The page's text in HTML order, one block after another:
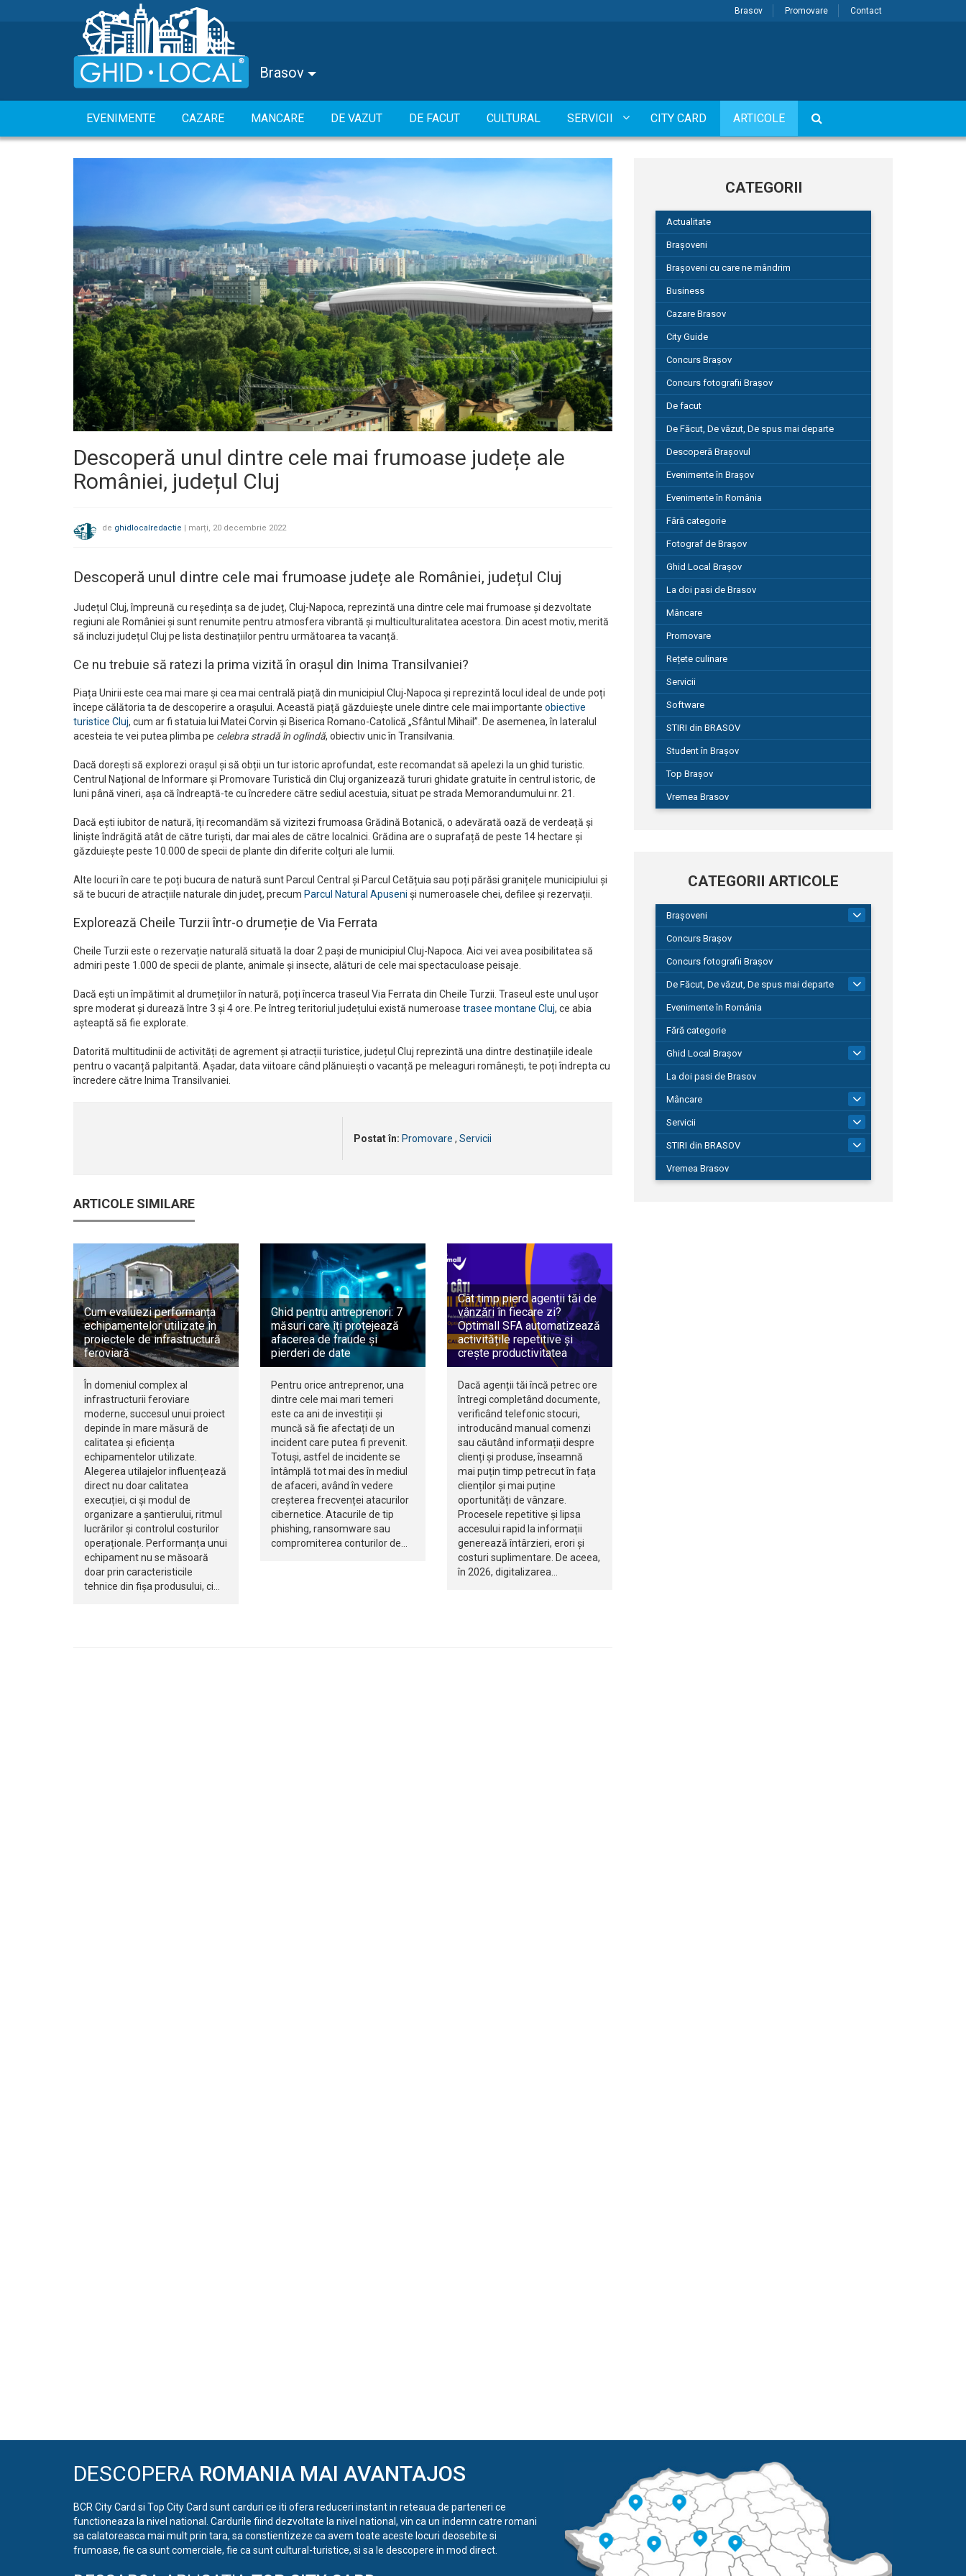
Brasov Promovare Contact
Brasov
EVENIMENTE CAZARE MANCARE DE VAZUT DE FACUT CULTURAL SERVICII CITY CARD ARTICOLE
Descoperă unul dintre cele mai frumoase județe ale
României, județul Cluj
de ghidlocalredactie | marți, 20 decembrie 2022
Descoperă unul dintre cele mai frumoase județe ale României, județul Cluj
Județul Cluj, împreună cu reședința sa de județ, Cluj-Napoca, reprezintă una dintre cele mai frumoase și dezvoltate
regiuni ale României și sunt renumite pentru atmosfera vibrantă și multiculturalitatea acestora. Din acest motiv, merită
să incluzi județul Cluj pe lista destinațiilor pentru următoarea ta vacanță.
Ce nu trebuie să ratezi la prima vizită în orașul din Inima Transilvaniei?
Piața Unirii este cea mai mare și cea mai centrală piață din municipiul Cluj-Napoca și reprezintă locul ideal de unde poți
începe călătoria ta de descoperire a orașului. Această piață găzduiește unele dintre cele mai importante obiective
turistice Cluj, cum ar fi statuia lui Matei Corvin și Biserica Romano-Catolică „Sfântul Mihail”. De asemenea, în lateralul
acesteia te vei putea plimba pe celebra stradă în oglindă, obiectiv unic în Transilvania.
Dacă dorești să explorezi orașul și să obții un tur istoric aprofundat, este recomandat să apelezi la un ghid turistic.
Centrul Național de Informare și Promovare Turistică din Cluj organizează tururi ghidate gratuite în centrul istoric, de
luni până vineri, așa că îndreaptă-te cu încredere către sediul acestuia, situat pe strada Memorandumului nr. 21.
Dacă ești iubitor de natură, îți recomandăm să vizitezi frumoasa Grădină Botanică, o adevărată oază de verdeață și
liniște îndrăgită atât de către turiști, dar mai ales de către localnici. Grădina are o suprafață de peste 14 hectare și
găzduiește peste 10.000 de specii de plante din diferite colțuri ale lumii.
Alte locuri în care te poți bucura de natură sunt Parcul Central și Parcul Cetățuia sau poți părăsi granițele municipiului și
să te bucuri de atracțiile naturale din județ, precum Parcul Natural Apuseni și numeroasele chei, defilee și rezervații.
Explorează Cheile Turzii într-o drumeție de Via Ferrata
Cheile Turzii este o rezervație naturală situată la doar 2 pași de municipiul Cluj-Napoca. Aici vei avea posibilitatea să
admiri peste 1.000 de specii de plante, animale și insecte, alături de cele mai spectaculoase peisaje.
Dacă ești un împătimit al drumețiilor în natură, poți încerca traseul Via Ferrata din Cheile Turzii. Traseul este unul ușor
spre moderat și durează între 3 și 4 ore. Pe întreg teritoriul județului există numeroase trasee montane Cluj, ce abia
așteaptă să fie explorate.
Datorită multitudinii de activități de agrement și atracții turistice, județul Cluj reprezintă una dintre destinațiile ideale
pentru o vacanță palpitantă. Așadar, data viitoare când plănuiești o vacanță pe meleaguri românești, te poți îndrepta cu
încredere către Inima Transilvaniei.
Postat în: Promovare , Servicii
ARTICOLE SIMILARE
Cum evaluezi performanța
echipamentelor utilizate în
proiectele de infrastructură
feroviară
În domeniul complex al
infrastructurii feroviare
moderne, succesul unui proiect
depinde în mare măsură de
calitatea și eficiența
echipamentelor utilizate.
Alegerea utilajelor influențează
direct nu doar calitatea
execuției, ci și modul de
organizare a șantierului, ritmul
lucrărilor și controlul costurilor
operaționale. Performanța unui
echipament nu se măsoară
doar prin caracteristicile
tehnice din fișa produsului, ci…
Ghid pentru antreprenori: 7
măsuri care îți protejează
afacerea de fraude și
pierderi de date
Pentru orice antreprenor, una
dintre cele mai mari temeri
este ca ani de investiții și
muncă să fie afectați de un
incident care putea fi prevenit.
Totuși, astfel de incidente se
întâmplă tot mai des în mediul
de afaceri, având în vedere
creșterea frecvenței atacurilor
cibernetice. Atacurile de tip
phishing, ransomware sau
compromiterea conturilor de…
Cât timp pierd agenții tăi de
vânzări în fiecare zi?
Optimall SFA automatizează
activitățile repetitive și
crește productivitatea
Dacă agenții tăi încă petrec ore
întregi completând documente,
verificând telefonic stocuri,
introducând manual comenzi
sau căutând informații despre
clienți și produse, înseamnă
mai puțin timp petrecut în fața
clienților și mai puține
oportunități de vânzare.
Procesele repetitive și lipsa
accesului rapid la informații
generează întârzieri, erori și
costuri suplimentare. De aceea,
în 2026, digitalizarea…
CATEGORII
Actualitate
Brașoveni
Brașoveni cu care ne mândrim
Business
Cazare Brasov
City Guide
Concurs Brașov
Concurs fotografii Brașov
De facut
De Făcut, De văzut, De spus mai departe
Descoperă Brașovul
Evenimente în Brașov
Evenimente în România
Fără categorie
Fotograf de Brașov
Ghid Local Brașov
La doi pasi de Brasov
Mâncare
Promovare
Rețete culinare
Servicii
Software
STIRI din BRASOV
Student în Brașov
Top Brașov
Vremea Brasov
CATEGORII ARTICOLE
Brașoveni
Concurs Brașov
Concurs fotografii Brașov
De Făcut, De văzut, De spus mai departe
149
Evenimente în România
Fără categorie
Ghid Local Brașov
La doi pasi de Brasov
Mâncare
Servicii
STIRI din BRASOV
197
Vremea Brasov
DESCOPERA ROMANIA MAI AVANTAJOS
BCR City Card si Top City Card sunt carduri ce iti ofera reduceri instant in reteaua de parteneri ce
functioneaza la nivel national. Cardurile fiind dezvoltate la nivel national, vin ca un indemn catre romani
sa calatoreasca mai mult prin tara, sa constientizeze ca avem toate aceste locuri deosebite si
frumoase, fie ca sunt comerciale, fie ca sunt cultural-turistice, si sa le descopere in mod direct.